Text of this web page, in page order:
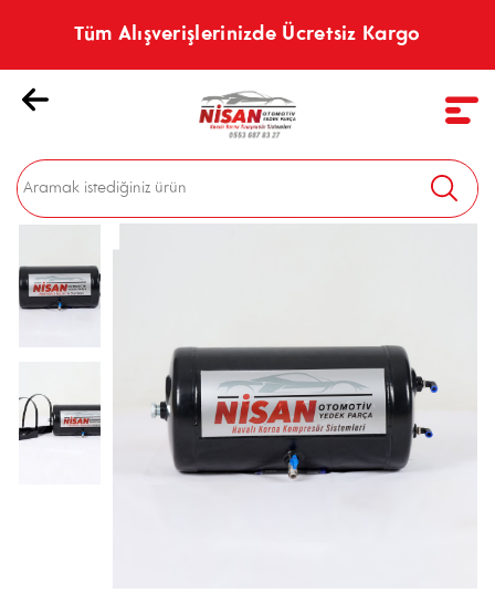
Tüm Alışverişlerinizde Ücretsiz Kargo